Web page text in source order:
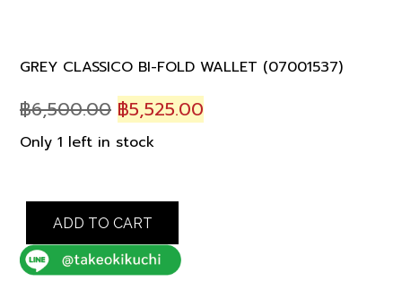
GREY CLASSICO BI-FOLD WALLET (07001537)
฿6,500.00 Original
price
฿5,525.00
Only 1 left in stock
GREY
CLASSICO
BI-
FOLD
ADD TO CART